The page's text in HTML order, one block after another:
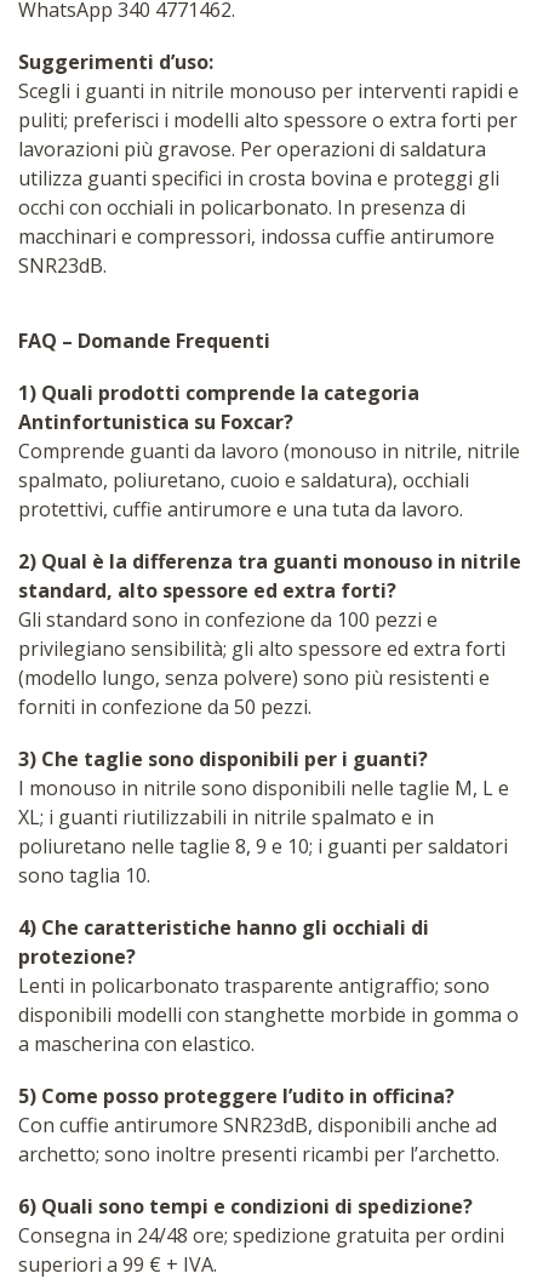
WhatsApp 340 4771462.
Suggerimenti d’uso:
Scegli i guanti in nitrile monouso per interventi rapidi e
puliti; preferisci i modelli alto spessore o extra forti per
lavorazioni più gravose. Per operazioni di saldatura
utilizza guanti specifici in crosta bovina e proteggi gli
occhi con occhiali in policarbonato. In presenza di
macchinari e compressori, indossa cuffie antirumore
SNR23dB.
FAQ – Domande Frequenti
1) Quali prodotti comprende la categoria
Antinfortunistica su Foxcar?
Comprende guanti da lavoro (monouso in nitrile, nitrile
spalmato, poliuretano, cuoio e saldatura), occhiali
protettivi, cuffie antirumore e una tuta da lavoro.
2) Qual è la differenza tra guanti monouso in nitrile
standard, alto spessore ed extra forti?
Gli standard sono in confezione da 100 pezzi e
privilegiano sensibilità; gli alto spessore ed extra forti
(modello lungo, senza polvere) sono più resistenti e
forniti in confezione da 50 pezzi.
3) Che taglie sono disponibili per i guanti?
I monouso in nitrile sono disponibili nelle taglie M, L e
XL; i guanti riutilizzabili in nitrile spalmato e in
poliuretano nelle taglie 8, 9 e 10; i guanti per saldatori
sono taglia 10.
4) Che caratteristiche hanno gli occhiali di
protezione?
Lenti in policarbonato trasparente antigraffio; sono
disponibili modelli con stanghette morbide in gomma o
a mascherina con elastico.
5) Come posso proteggere l’udito in officina?
Con cuffie antirumore SNR23dB, disponibili anche ad
archetto; sono inoltre presenti ricambi per l’archetto.
6) Quali sono tempi e condizioni di spedizione?
Consegna in 24/48 ore; spedizione gratuita per ordini
superiori a 99 € + IVA.